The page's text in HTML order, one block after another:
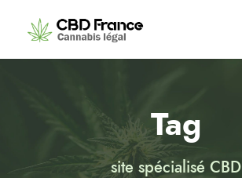
Tag
site spécialisé CBD